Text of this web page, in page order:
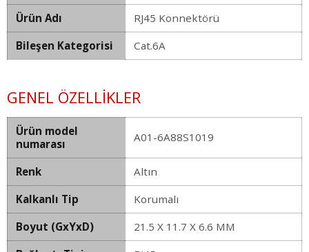
Ürün Adı
RJ45 Konnektörü
Bileşen Kategorisi
Cat.6A
GENEL ÖZELLIKLER
Ürün model
numarası
A01-6A88S1019
Renk
Altın
Kalkanlı Tip
Korumalı
Boyut (GxYxD)
21.5 X 11.7 X 6.6 MM